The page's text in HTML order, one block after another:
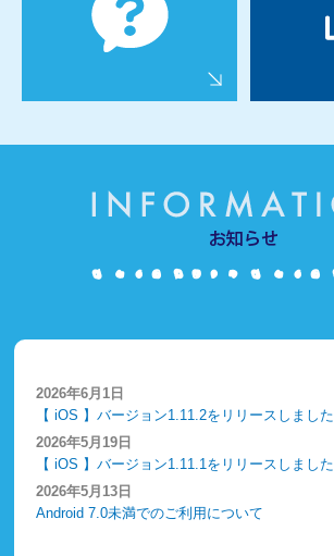
2026年6月1日
【 iOS 】バージョン1.11.2をリリースしました
2026年5月19日
【 iOS 】バージョン1.11.1をリリースしました
2026年5月13日
Android 7.0未満でのご利用について